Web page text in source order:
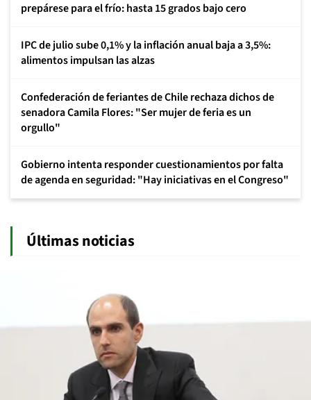
prepárese para el frío: hasta 15 grados bajo cero
IPC de julio sube 0,1% y la inflación anual baja a 3,5%:
alimentos impulsan las alzas
Confederación de feriantes de Chile rechaza dichos de
senadora Camila Flores: "Ser mujer de feria es un
orgullo"
Gobierno intenta responder cuestionamientos por falta
de agenda en seguridad: "Hay iniciativas en el Congreso"
Últimas noticias